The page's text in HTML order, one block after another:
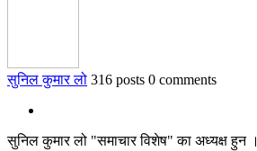
सुनिल कुमार लो 316 posts 0 comments
सुनिल कुमार लो "समाचार विशेष" का अध्यक्ष हुन ।